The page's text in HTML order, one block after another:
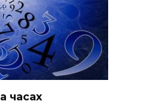
часах